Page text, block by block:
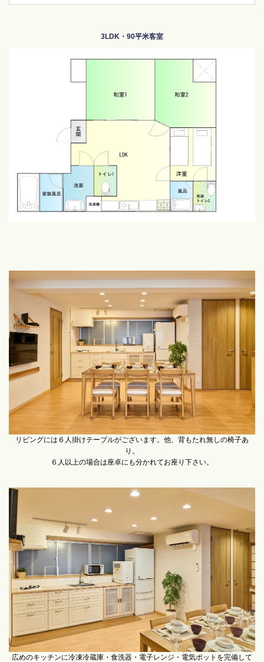
3LDK・90平米客室
リビングには６人掛けテーブルがございます。他、背もたれ無しの椅子あ
り。
６人以上の場合は座卓にも分かれてお座り下さい。
広めのキッチンに冷凍冷蔵庫・食洗器・電子レンジ・電気ポットを完備して